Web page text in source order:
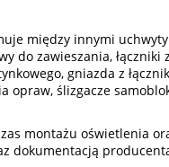
między innymi
do zawieszania,
gniazda z
opraw, ślizgacze
montażu oświetlenia
dokumentacją